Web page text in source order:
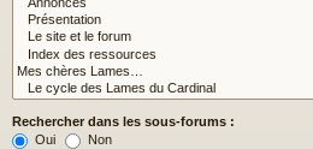
Rechercher dans les sous-forums :
Oui
Non